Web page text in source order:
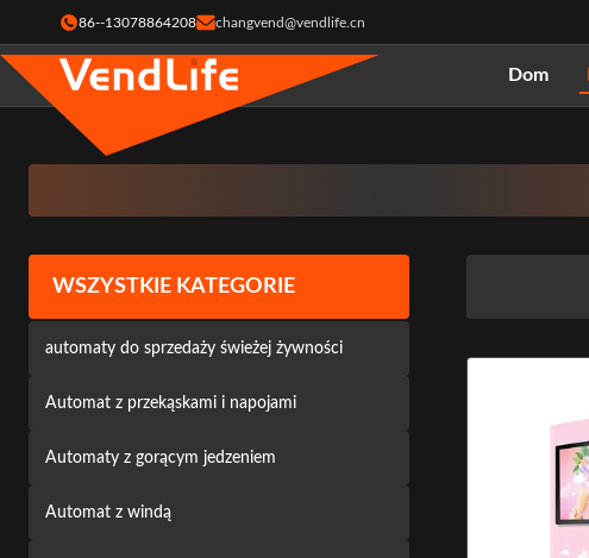
86--13078864208 changvend@vendlife.cn
Dom
WSZYSTKIE KATEGORIE
automaty do sprzedaży świeżej żywności
Automat z przekąskami i napojami
Automaty z gorącym jedzeniem
Automat z windą